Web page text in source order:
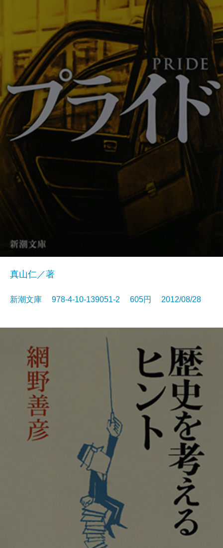
真山仁／著
新潮文庫 978-4-10-139051-2 605円 2012/08/28